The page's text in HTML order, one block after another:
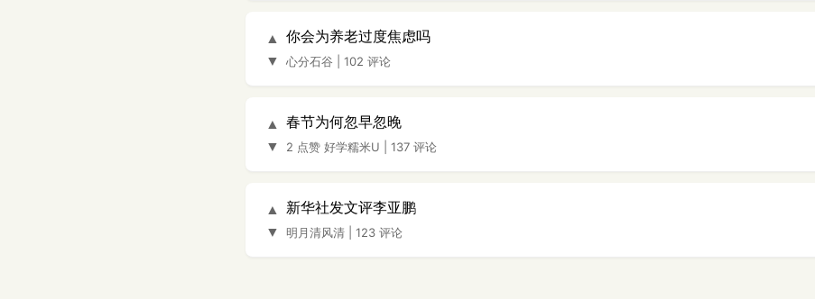
▲
▼
你会为养老过度焦虑吗
心分石谷 102 评论
▲
▼
春节为何忽早忽晚
2 点赞 好学糯米U 137 评论
▲
▼
新华社发文评李亚鹏
明月清风清 123 评论